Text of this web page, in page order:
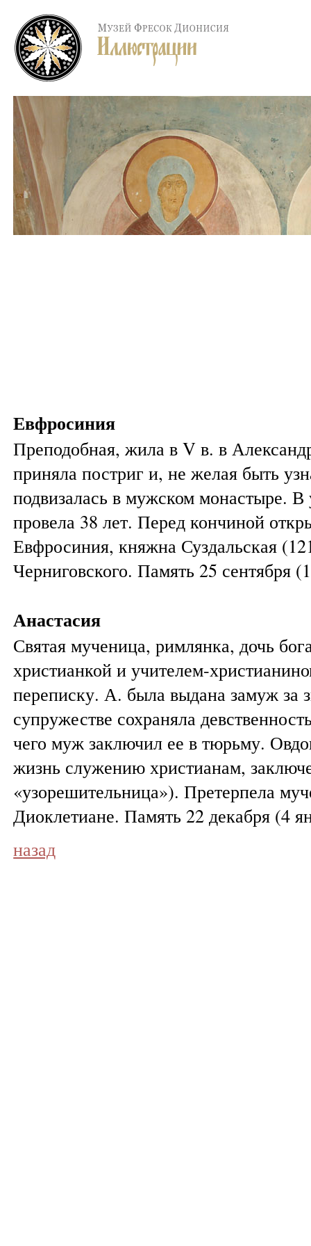
Евфросиния
Преподобная, жила в V в. в
приняла постриг и, не желая быть
подвизалась в мужском монастыре.
провела 38 лет. Перед кончиной
Евфросиния, княжна Суздальская
Черниговского. Память 25 сентября
Анастасия
Святая мученица, римлянка, дочь
христианкой и учителем-
переписку. А. была выдана замуж за
супружестве сохраняла
чего муж заключил ее в тюрьму.
жизнь служению христианам,
«узорешительница»). Претерпела
Диоклетиане. Память 22 декабря (4
назад